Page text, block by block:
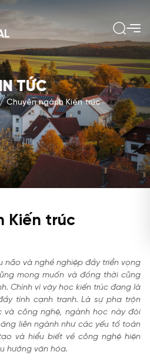
TỨC
Chuyên ngành Kiến trúc
Kiến trúc
não và nghề nghiệp đầy triển vọng
mong muốn và đồng thời cũng
Chính vì vậy học kiến trúc đang là
tính cạnh tranh. Là sự pha trộn
và công nghệ, ngành học này đòi
liên ngành như các yếu tố toán
và hiểu biết về công nghệ hiện
hướng văn hóa.